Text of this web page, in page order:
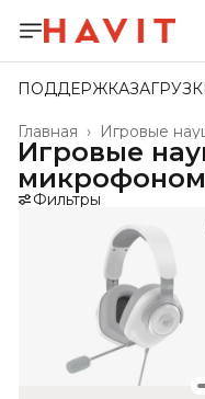
ПОДДЕРЖКА
Игровые
Главная ›
Игровые
микрофоном
Фильтры